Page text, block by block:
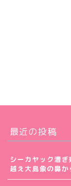
最近の投稿
シーカヤック漕
越え大島象の鼻